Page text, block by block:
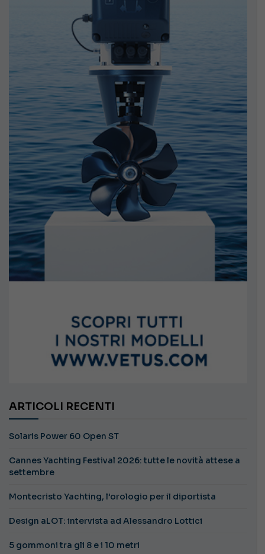
ARTICOLI RECENTI
Solaris Power 60 Open ST
Cannes Yachting Festival 2026: tutte le novità attese a
settembre
Montecristo Yachting, l’orologio per il diportista
Design aLOT: intervista ad Alessandro Lottici
5 gommoni tra gli 8 e i 10 metri